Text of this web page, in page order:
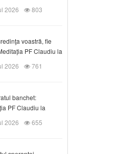
la Duminica a VI-a
2026 803
voastră, fie
PF Claudiu la
a VII-a după Rusalii
2026 761
banchet:
PF Claudiu la
a VIII-a după
2026 655